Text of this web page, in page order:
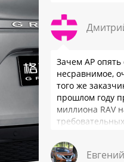
быть
везде довезет и
Зачем АР опять
несравнимое,
того же
прошлом году
миллиона RAV
подтвердив
Евгений